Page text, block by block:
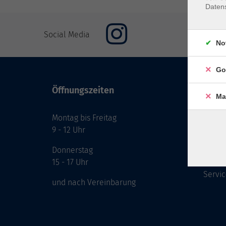
Social Media
Öffnungszeiten
Montag bis Freitag
9 - 12 Uhr
Donnerstag
15 - 17 Uhr
und nach Vereinbarung